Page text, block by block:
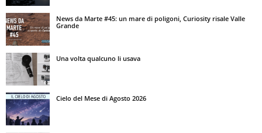
News da Marte #45: un mare di poligoni, Curiosity risale Valle
Grande
Una volta qualcuno li usava
Cielo del Mese di Agosto 2026